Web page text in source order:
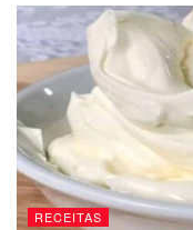
RECEITAS